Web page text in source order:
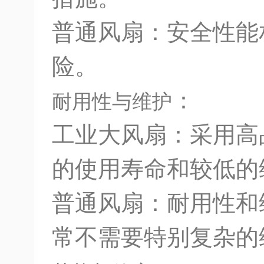
普通风扇：安全性
险。
耐用性与维护 ：
工业大风扇：采用
的使用寿命和较低
普通风扇：耐用性
常不需要特别复杂